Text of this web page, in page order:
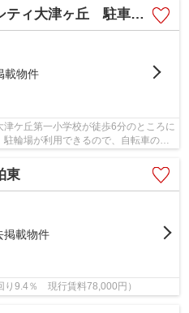
ィ大津ヶ丘 駐車場付き
載物件
ケ丘第一小学校が徒歩6分のところに
輪場が利用できるので、自転車の盗
東
掲載物件
9.4％ 現行賃料78,000円）